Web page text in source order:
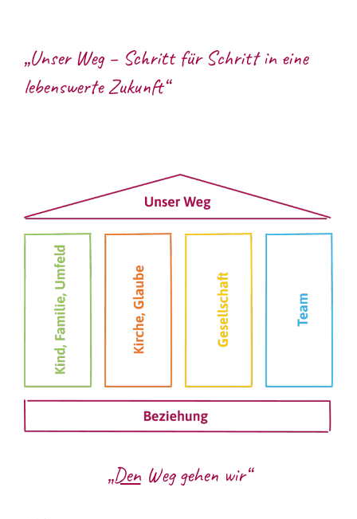
„Unser Weg – Schritt für Schritt in eine
lebenswerte Zukunft“
„DenWeg gehen wir“